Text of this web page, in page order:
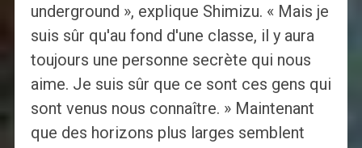
underground », explique Shimizu. « Mais je
suis sûr qu'au fond d'une classe, il y aura
toujours une personne secrète qui nous
aime. Je suis sûr que ce sont ces gens qui
sont venus nous connaître. » Maintenant
que des horizons plus larges semblent